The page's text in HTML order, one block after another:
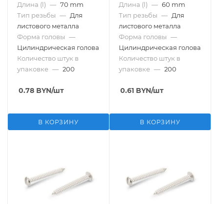
Длина (l) — 70 mm
Тип резьбы — Для
листового металла
Форма головы —
Цилиндрическая голова
Количество штук в
упаковке — 200
0.78 BYN/шт
В КОРЗИНУ
Длина (l) — 60 mm
Тип резьбы — Для
листового металла
Форма головы —
Цилиндрическая голова
Количество штук в
упаковке — 200
0.61 BYN/шт
В КОРЗИНУ